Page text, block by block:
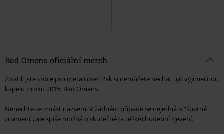
Bad Omens oficiální merch
Ztratili jste srdce pro metalcore? Pak si nemůžete nechat ujít výjimečnou
kapelu z roku 2015: Bad Omens.
Nenechte se zmást názvem. V žádném případě se nejedná o "špatné
znamení", ale spíše možná o skutečné (a těžké) hudební zjevení.